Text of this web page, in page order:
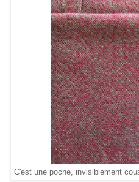
C'est une poche, invisiblement